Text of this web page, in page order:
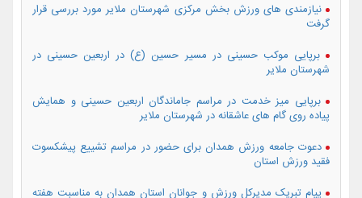
نیازمندی های ورزش بخش مرکزی شهرستان ملایر مورد بررسی قرار
گرفت
برپایی موکب حسینی در مسیر حسین (ع) در اربعین حسینی در
شهرستان ملایر
برپایی میز خدمت در مراسم جاماندگان اربعین حسینی و همایش
پیاده روی گام های عاشقانه در شهرستان ملایر
دعوت جامعه ورزش همدان برای حضور در مراسم تشییع پیشکسوت
فقید ورزش استان
پیام تبریک مدیرکل ورزش و جوانان استان همدان به مناسبت هفته